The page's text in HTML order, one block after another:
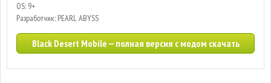
OS: 9+
Разработчик: PEARL ABYSS
Black Desert Mobile — полная версия с модом скачать